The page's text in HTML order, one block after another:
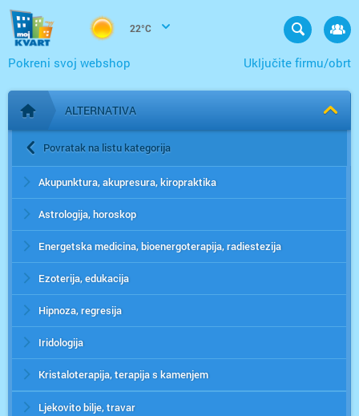
22°C
Uključite firmu/obrt
Pokreni svoj webshop
Početna stranica
ALTERNATIVA
Povratak na listu kategorija
Akupunktura, akupresura, kiropraktika
Astrologija, horoskop
Energetska medicina, bioenergoterapija, radiestezija
Ezoterija, edukacija
Hipnoza, regresija
Iridologija
Kristaloterapija, terapija s kamenjem
Ljekovito bilje, travar